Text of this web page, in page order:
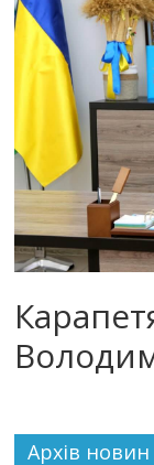
Архiв новин